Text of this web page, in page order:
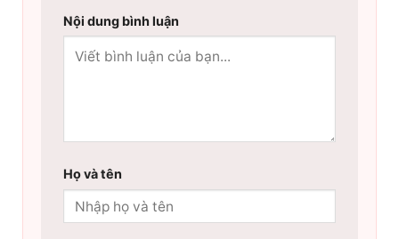
Nội dung bình luận
Họ và tên